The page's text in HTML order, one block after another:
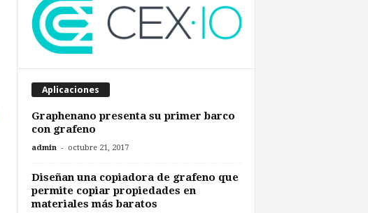
Aplicaciones
Graphenano presenta su primer barco
con grafeno
admin - octubre 21, 2017
Diseñan una copiadora de grafeno que
permite copiar propiedades en
materiales más baratos